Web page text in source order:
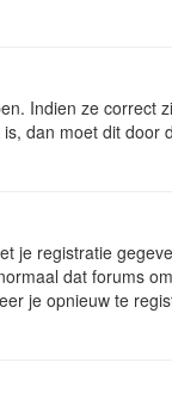
Indien ze correct
dan moet dit door
je registratie
dat forums
je opnieuw te